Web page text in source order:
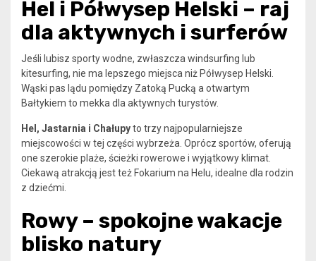
Hel i Półwysep Helski – raj
dla aktywnych i surferów
Jeśli lubisz sporty wodne, zwłaszcza windsurfing lub
kitesurfing, nie ma lepszego miejsca niż Półwysep Helski.
Wąski pas lądu pomiędzy Zatoką Pucką a otwartym
Bałtykiem to mekka dla aktywnych turystów.
Hel, Jastarnia i Chałupyto trzy najpopularniejsze
miejscowości w tej części wybrzeża. Oprócz sportów, oferują
one szerokie plaże, ścieżki rowerowe i wyjątkowy klimat.
Ciekawą atrakcją jest też Fokarium na Helu, idealne dla rodzin
z dziećmi.
Rowy – spokojne wakacje
blisko natury